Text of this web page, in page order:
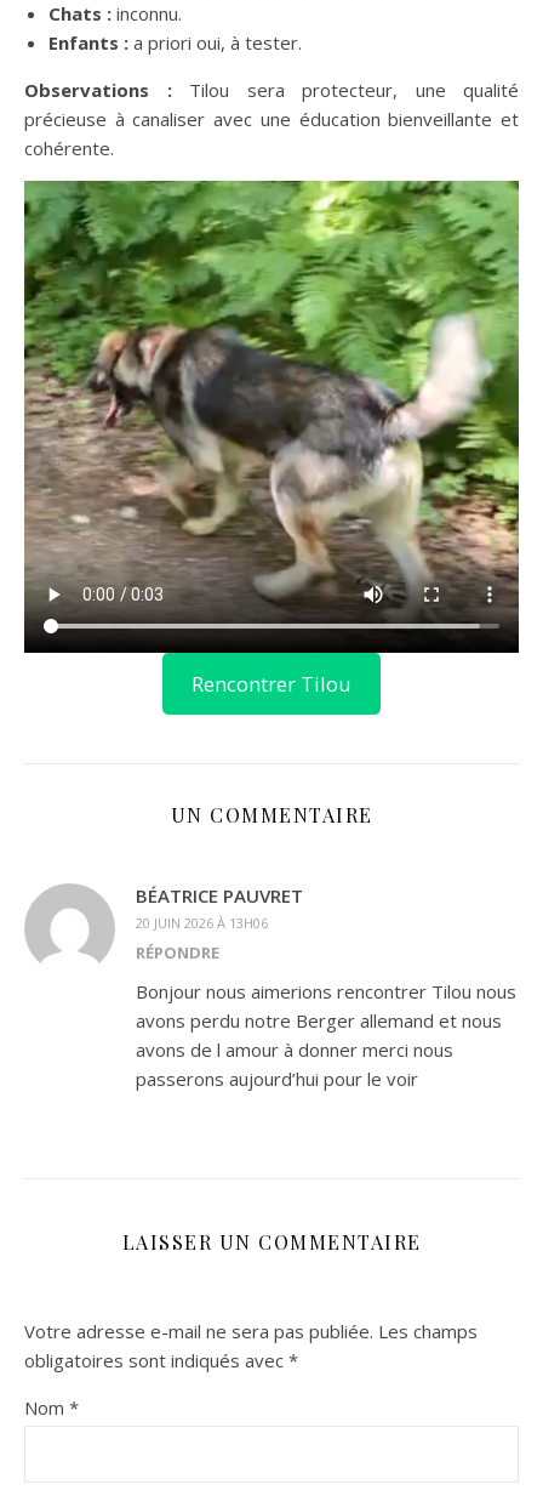
Chats : inconnu.
Enfants : a priori oui, à tester.
Observations :Tilou sera protecteur, une qualité
précieuse à canaliser avec une éducation bienveillante et
cohérente.
Rencontrer Tilou
UN COMMENTAIRE
BÉATRICE PAUVRET
20 JUIN 2026 À 13H06
RÉPONDRE
Bonjour nous aimerions rencontrer Tilou nous
avons perdu notre Berger allemand et nous
avons de l amour à donner merci nous
passerons aujourd’hui pour le voir
LAISSER UN COMMENTAIRE
Votre adresse e-mail ne sera pas publiée. Les champs
obligatoires sont indiqués avec *
Nom *